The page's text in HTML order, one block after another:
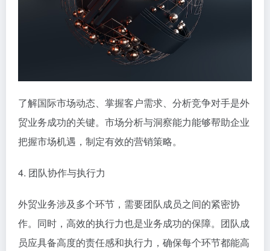
了解国际市场动态、掌握客户需求、分析竞争对手是外
贸业务成功的关键。市场分析与洞察能力能够帮助企业
把握市场机遇，制定有效的营销策略。
4. 团队协作与执行力
外贸业务涉及多个环节，需要团队成员之间的紧密协
作。同时，高效的执行力也是业务成功的保障。团队成
员应具备高度的责任感和执行力，确保每个环节都能高